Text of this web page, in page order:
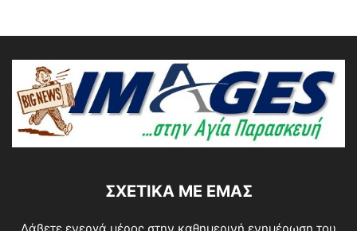
ΣΧΕΤΙΚΆ ΜΕ ΕΜΆΣ